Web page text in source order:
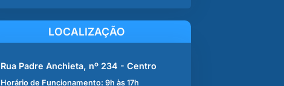
LOCALIZAÇÃO
Rua Padre Anchieta, nº 234 - Centro
Horário de Funcionamento: 9h às 17h